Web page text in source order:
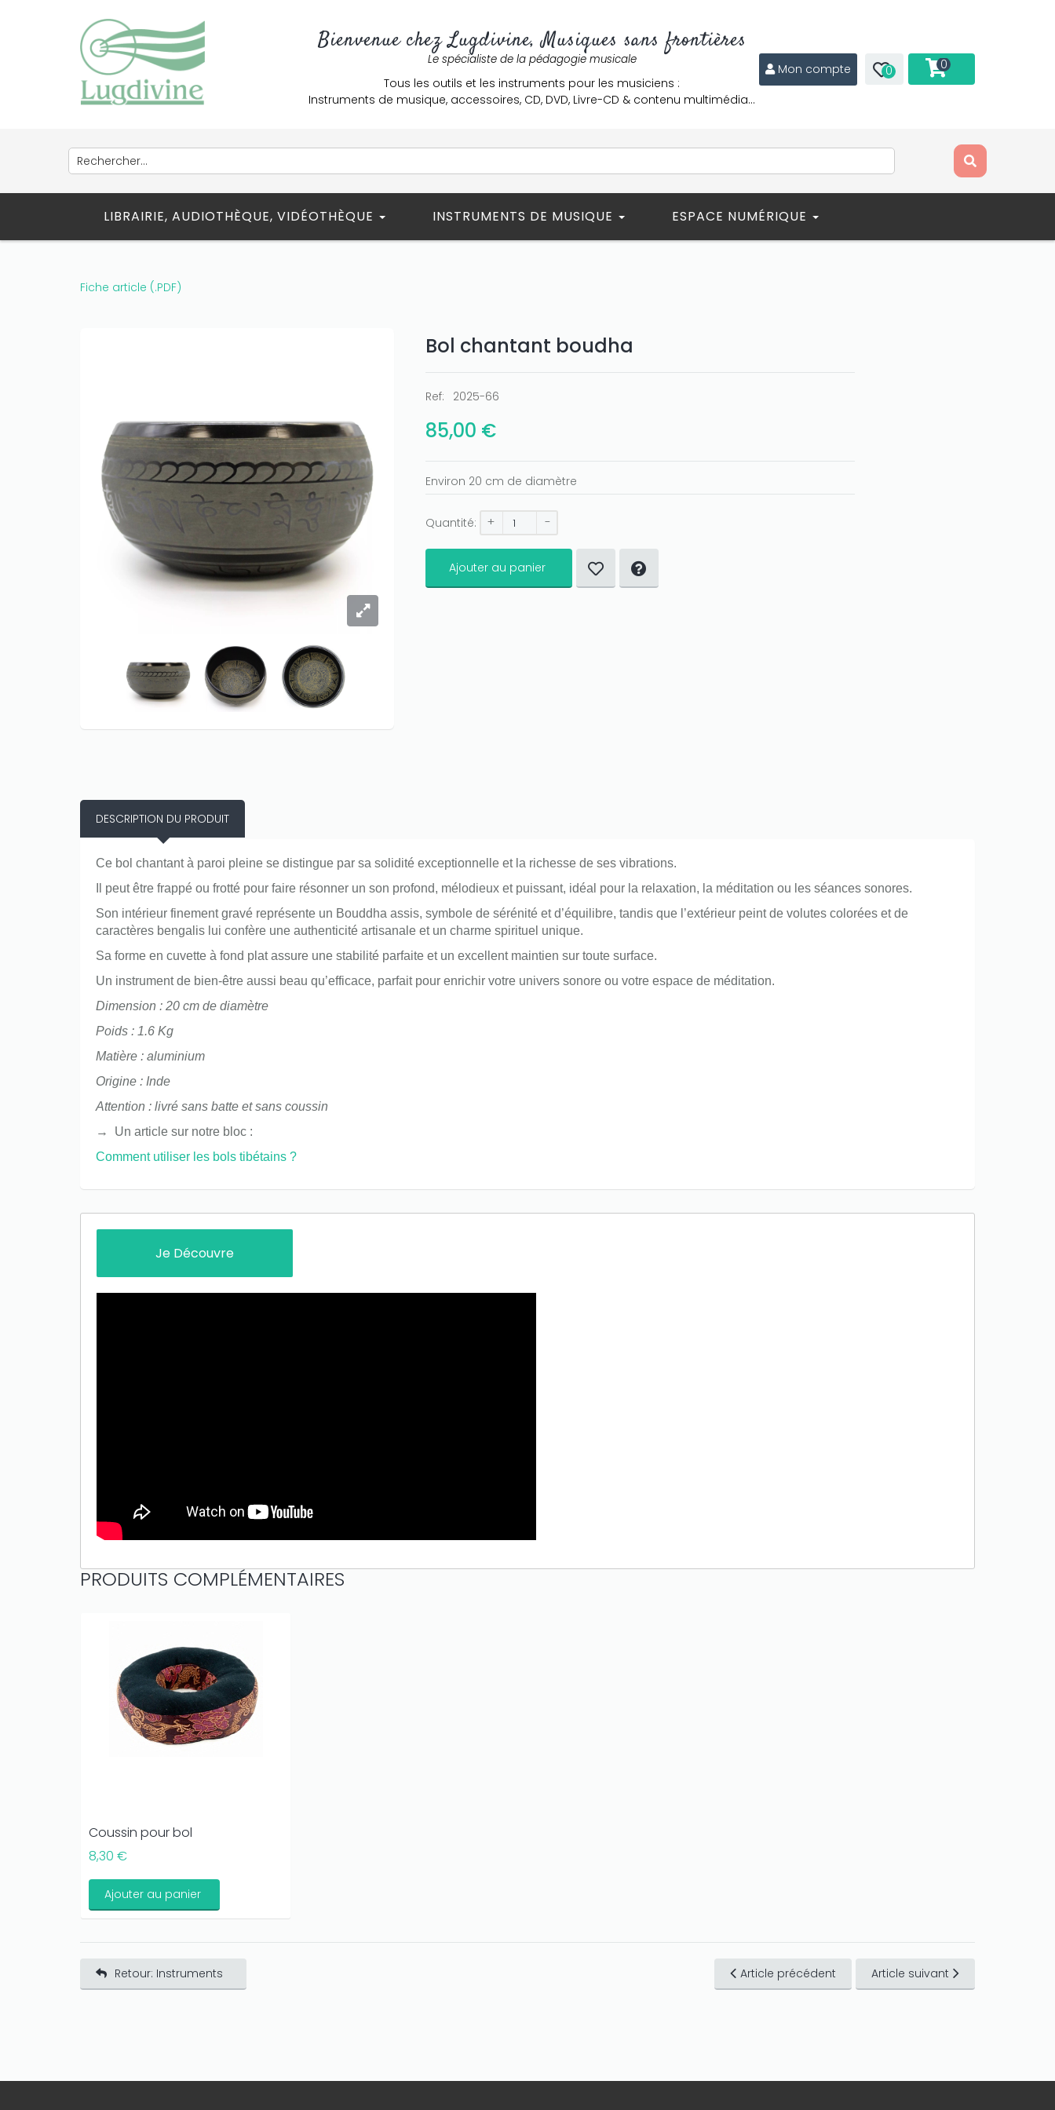
Bienvenue chez Lugdivine, Musiques sans frontières
Le spécialiste de la pédagogie musicale
Tous les outils et les instruments pour les musiciens :
Instruments de musique, accessoires, CD, DVD, Livre-CD & contenu multimédia…
Mon compte 0 0
LIBRAIRIE, AUDIOTHÈQUE, VIDÉOTHÈQUE INSTRUMENTS DE MUSIQUE ESPACE NUMÉRIQUE
Fiche article (.PDF)
Bol chantant boudha
Ref: 2025-66
85,00 €
Environ 20 cm de diamètre
Quantité: + -
Ajouter au panier
DESCRIPTION DU PRODUIT
Ce bol chantant à paroi pleine se distingue par sa solidité exceptionnelle et la richesse de ses vibrations.
Il peut être frappé ou frotté pour faire résonner un son profond, mélodieux et puissant, idéal pour la relaxation, la méditation ou les séances sonores.
Son intérieur finement gravé représente un Bouddha assis, symbole de sérénité et d’équilibre, tandis que l’extérieur peint de volutes colorées et de
caractères bengalis lui confère une authenticité artisanale et un charme spirituel unique.
Sa forme en cuvette à fond plat assure une stabilité parfaite et un excellent maintien sur toute surface.
Un instrument de bien-être aussi beau qu’efficace, parfait pour enrichir votre univers sonore ou votre espace de méditation.
Dimension : 20 cm de diamètre
Poids : 1.6 Kg
Matière : aluminium
Origine : Inde
Attention : livré sans batte et sans coussin
→ Un article sur notre bloc :
Comment utiliser les bols tibétains ?
Je Découvre
PRODUITS COMPLÉMENTAIRES
Coussin pour bol
8,30 €
Ajouter au panier
Retour: Instruments Article précédent Article suivant
Only play at Joo casino if you really